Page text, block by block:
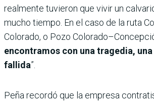
realmente tuvieron que vivir un
mucho tiempo. En el caso de la ruta
Colorado, o Pozo
encontramos con una tragedia,
fallida”.
Peña recordó que la empresa